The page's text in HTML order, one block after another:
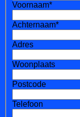
Voornaam*
Achternaam*
Adres
Woonplaats
Postcode
Telefoon